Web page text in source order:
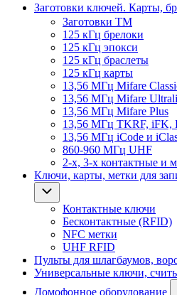
Заготовки ключей. Карты,
Заготовки ТМ
125 кГц брелоки
125 кГц эпокси
125 кГц браслеты
125 кГц карты
13,56 МГц Mifare
13,56 МГц Mifare
13,56 МГц Mifare Plus
13,56 МГц TKRF, iFK,
13,56 МГц iCode и
860-960 МГц UHF
2-х, 3-х контактные и
Ключи, карты, метки для
Контактные ключи
Бесконтактные (RFID)
NFC метки
UHF RFID
Пульты для шлагбаумов,
Универсальные ключи,
Домофонное оборудование